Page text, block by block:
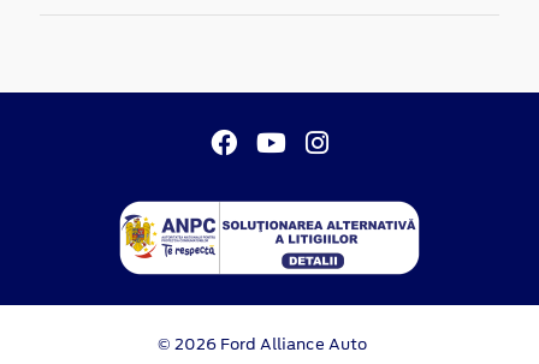
© 2026 Ford Alliance Auto